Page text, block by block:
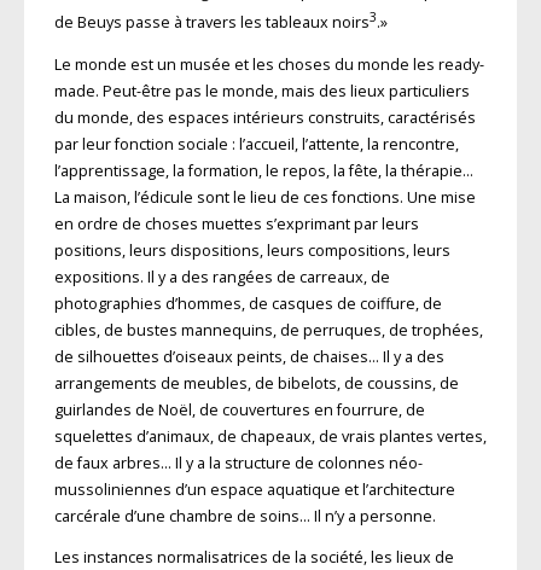
de Beuys passe à travers les tableaux noirs3.»
Le monde est un musée et les choses du monde les ready-
made. Peut-être pas le monde, mais des lieux particuliers
du monde, des espaces intérieurs construits, caractérisés
par leur fonction sociale : l’accueil, l’attente, la rencontre,
l’apprentissage, la formation, le repos, la fête, la thérapie…
La maison, l’édicule sont le lieu de ces fonctions. Une mise
en ordre de choses muettes s’exprimant par leurs
positions, leurs dispositions, leurs compositions, leurs
expositions. Il y a des rangées de carreaux, de
photographies d’hommes, de casques de coiffure, de
cibles, de bustes mannequins, de perruques, de trophées,
de silhouettes d’oiseaux peints, de chaises… Il y a des
arrangements de meubles, de bibelots, de coussins, de
guirlandes de Noël, de couvertures en fourrure, de
squelettes d’animaux, de chapeaux, de vrais plantes vertes,
de faux arbres… Il y a la structure de colonnes néo-
mussoliniennes d’un espace aquatique et l’architecture
carcérale d’une chambre de soins… Il n’y a personne.
Les instances normalisatrices de la société, les lieux de